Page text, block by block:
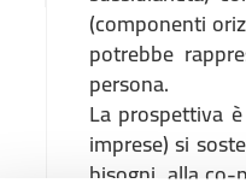
(componenti
potrebbe
persona.
La prospettiva
imprese) si
bisogni, alla